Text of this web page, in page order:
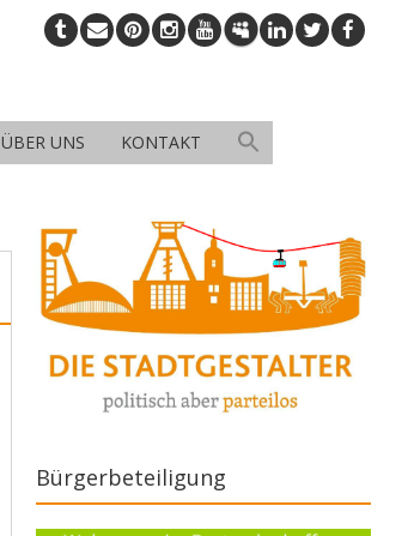
ÜBER UNS KONTAKT
Bürgerbeteiligung